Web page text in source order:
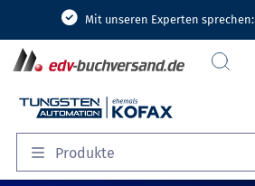
Mit unseren Experten sprechen:
Produkte